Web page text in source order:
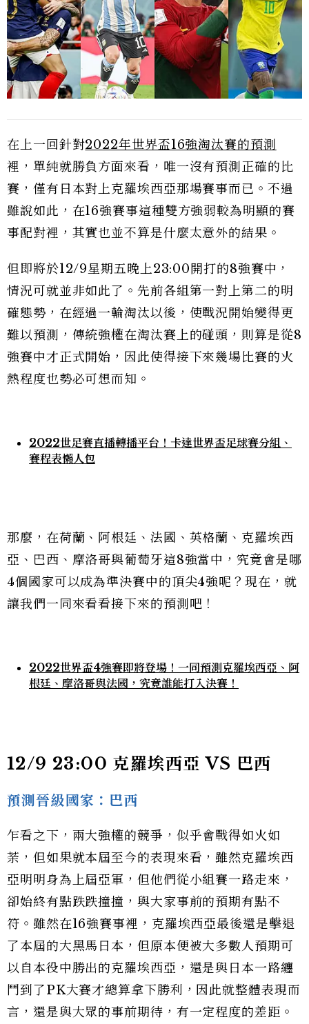
在上一回針對2022年世界盃16強淘汰賽的預測
裡，單純就勝負方面來看，唯一沒有預測正確的比
賽，僅有日本對上克羅埃西亞那場賽事而已。不過
雖說如此，在16強賽事這種雙方強弱較為明顯的賽
事配對裡，其實也並不算是什麼太意外的結果。
但即將於12/9星期五晚上23:00開打的8強賽中，
情況可就並非如此了。先前各組第一對上第二的明
確態勢，在經過一輪淘汰以後，使戰況開始變得更
難以預測，傳統強權在淘汰賽上的碰頭，則算是從8
強賽中才正式開始，因此使得接下來幾場比賽的火
熱程度也勢必可想而知。
2022世足賽直播轉播平台！卡達世界盃足球賽分組、
賽程表懶人包
那麼，在荷蘭、阿根廷、法國、英格蘭、克羅埃西
亞、巴西、摩洛哥與葡萄牙這8強當中，究竟會是哪
4個國家可以成為準決賽中的頂尖4強呢？現在，就
讓我們一同來看看接下來的預測吧！
2022世界盃4強賽即將登場！一同預測克羅埃西亞、阿
根廷、摩洛哥與法國，究竟誰能打入決賽！
12/9 23:00 克羅埃西亞 VS 巴西
預測晉級國家：巴西
乍看之下，兩大強權的競爭，似乎會戰得如火如
荼，但如果就本屆至今的表現來看，雖然克羅埃西
亞明明身為上屆亞軍，但他們從小組賽一路走來，
卻始終有點跌跌撞撞，與大家事前的預期有點不
符。雖然在16強賽事裡，克羅埃西亞最後還是擊退
了本屆的大黑馬日本，但原本便被大多數人預期可
以自本役中勝出的克羅埃西亞，還是與日本一路纏
鬥到了PK大賽才總算拿下勝利，因此就整體表現而
言，還是與大眾的事前期待，有一定程度的差距。